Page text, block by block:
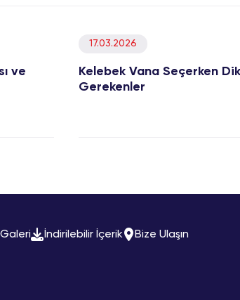
ve
17.03.2026
Kelebek Vana Seçerken
Gerekenler
İndirilebilir İçerik Bize Ulaşın